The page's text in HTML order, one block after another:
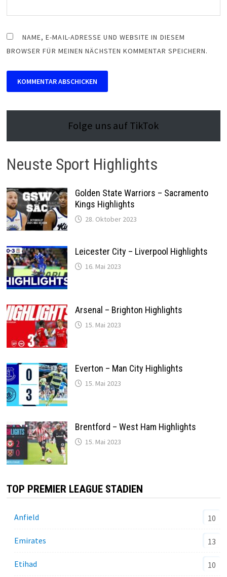
NAME, E-MAIL-ADRESSE UND WEBSITE IN DIESEM
BROWSER FÜR MEINEN NÄCHSTEN KOMMENTAR SPEICHERN.
Folge uns auf TikTok
Neuste Sport Highlights
Golden State Warriors – Sacramento
Kings Highlights
28. Oktober 2023
Leicester City – Liverpool Highlights
16. Mai 2023
Arsenal – Brighton Highlights
15. Mai 2023
Everton – Man City Highlights
15. Mai 2023
Brentford – West Ham Highlights
15. Mai 2023
TOP PREMIER LEAGUE STADIEN
Anfield 10
Emirates 13
Etihad 10